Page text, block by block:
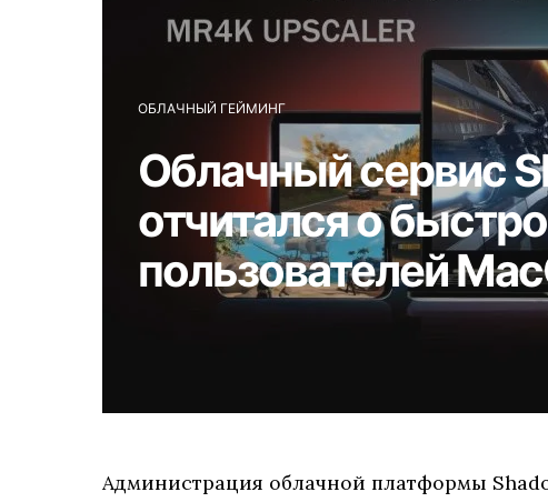
ОБЛАЧНЫЙ ГЕЙМИНГ
Облачный сервис
отчитался о
пользователей
Администрация облачной платформы